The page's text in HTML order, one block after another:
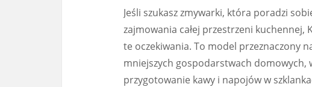
Jeśli szukasz zmywarki, która poradzi
zajmowania całej przestrzeni kuchennej,
te oczekiwania. To model przeznaczony
mniejszych gospodarstwach domowych,
przygotowanie kawy i napojów w